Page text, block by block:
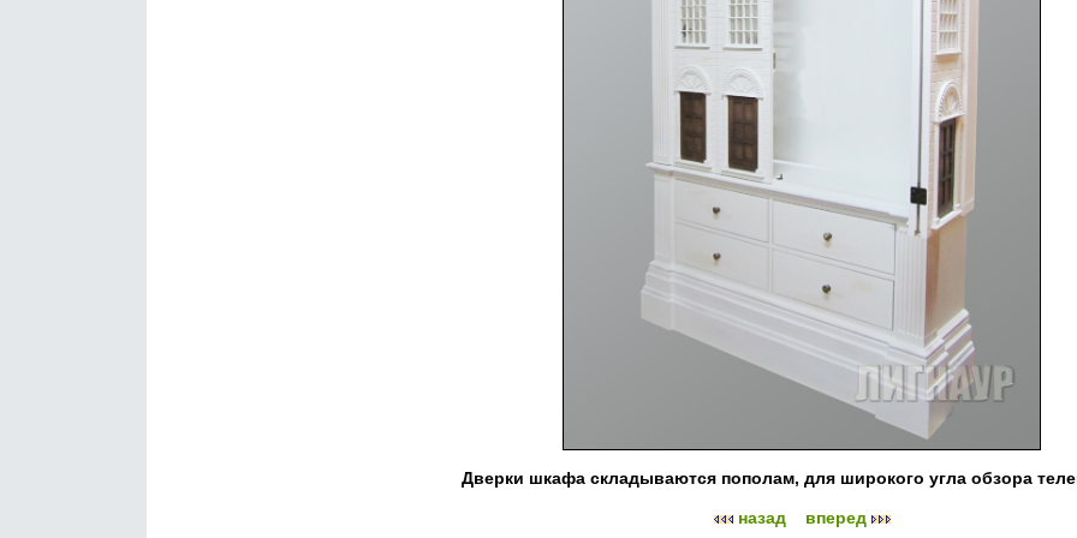
Дверки шкафа складываются пополам, для широкого угла обзора
назад вперед